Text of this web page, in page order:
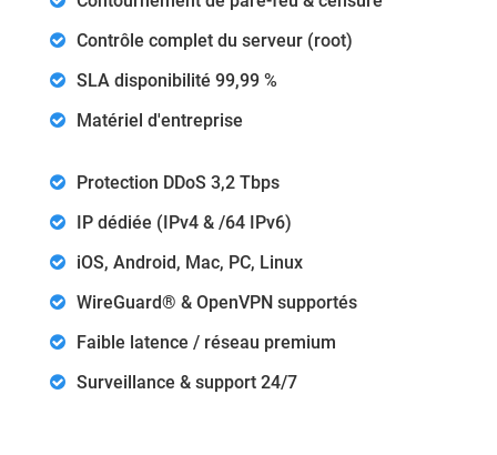
Contrôle complet du serveur (root)
SLA disponibilité 99,99 %
Matériel d'entreprise
Protection DDoS 3,2 Tbps
IP dédiée (IPv4 & /64 IPv6)
iOS, Android, Mac, PC, Linux
WireGuard® & OpenVPN supportés
Faible latence / réseau premium
Surveillance & support 24/7